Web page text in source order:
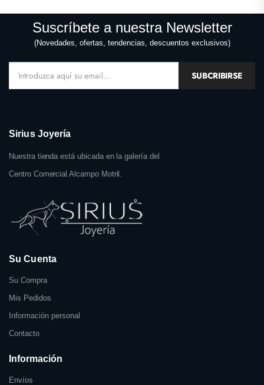
Suscríbete a nuestra Newsletter
(Novedades, ofertas, tendencias, descuentos exclusivos)
SUBCRIBIRSE
Sirius Joyería
Nuestra tienda está ubicada en la galería del
Centro Comercial Alcampo Motril.
Su Cuenta
Su Compra
Mis Pedidos
Información personal
Contacto
Información
Envíos